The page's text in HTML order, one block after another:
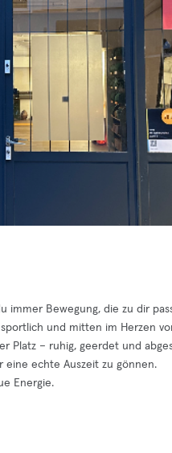
immer Bewegung, die zu dir
und mitten im Herzen
Platz – ruhig, geerdet und
eine echte Auszeit zu gönnen.
Energie.